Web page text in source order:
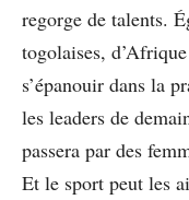
regorge de talents.
togolaises,
s’épanouir dans la
les leaders de
passera par des
Et le sport peut les